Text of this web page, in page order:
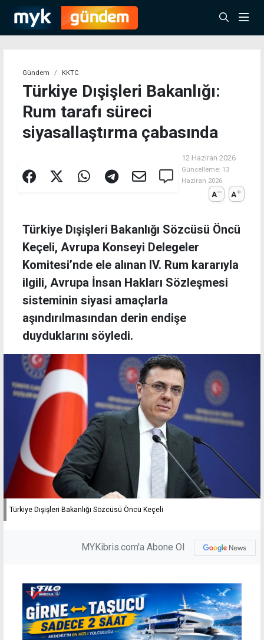
Gündem KKTC
Türkiye Dışişleri Bakanlığı:
Rum tarafı süreci
siyasallaştırma çabasında
12 Haziran 2026
Güncelleme: 13
Haziran 2026
A A
Türkiye Dışişleri Bakanlığı Sözcüsü Öncü
Keçeli, Avrupa Konseyi Delegeler
Komitesi’nde ele alınan IV. Rum kararıyla
ilgili, Avrupa İnsan Hakları Sözleşmesi
sisteminin siyasi amaçlarla
aşındırılmasından derin endişe
duyduklarını söyledi.
Türkiye Dışişleri Bakanlığı Sözcüsü Öncü Keçeli
MYKibris.com'a Abone Ol